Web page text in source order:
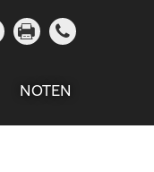
 
NOTEN